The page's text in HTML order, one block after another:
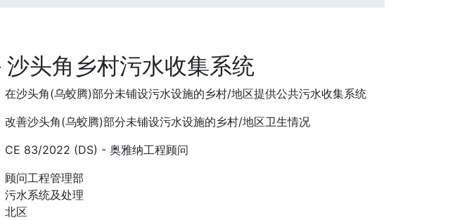
头角乡村污水收集系统
在沙头角(乌蛟腾)部分未铺设污水设施的乡村/地区提供公共污水收集系统
改善沙头角(乌蛟腾)部分未铺设污水设施的乡村/地区卫生情况
CE 83/2022 (DS) - 奥雅纳工程顾问
顾问工程管理部
污水系统及处理
北区